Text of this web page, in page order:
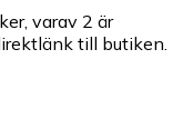
varav 2 är
till butiken.